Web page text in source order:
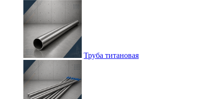
Труба титановая